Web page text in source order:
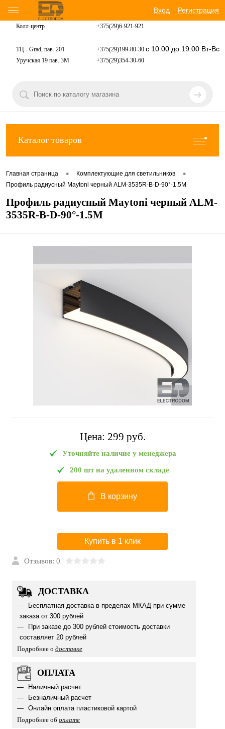
Вход Регистрация
Колл-центр +375(29)6-921-921
ТЦ - Grad, пав. 201 +375(29)199-80-30 с 10:00 до 19:00 Вт-Вс
Уручская 19 пав. 3М +375(29)354-30-60
Каталог товаров
Главная страница • Комплектующие для светильников •
Профиль радиусный Maytoni черный ALM-3535R-B-D-90°-1.5M
Профиль радиусный Maytoni черный ALM-
3535R-B-D-90°-1.5M
Цена: 299 pуб.
Уточняйте наличие у менеджера
200 шт на удаленном складе
В корзину
Купить в 1 клик
Отзывов: 0
ДОСТАВКА
Бесплатная доставка в пределах МКАД при сумме
заказа от 300 рублей
При заказе до 300 рублей стоимость доставки
составляет 20 рублей
Подробнее о доставке
ОПЛАТА
Наличный расчет
Безналичный расчет
Онлайн оплата пластиковой картой
Подробнее об оплате